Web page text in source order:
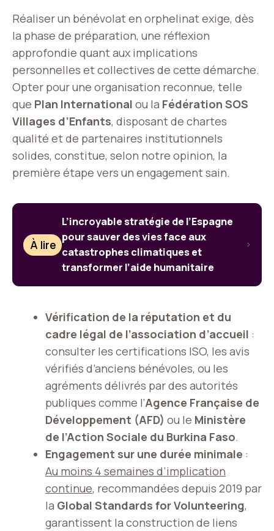
Réaliser un bénévolat en orphelinat exige, dès
la phase de préparation, une réflexion
approfondie quant aux implications
personnelles et collectives de cette démarche.
Opter pour une organisation reconnue, telle
que Plan International ou la Fédération SOS
Villages d’Enfants, disposant de chartes
qualité et de partenaires institutionnels
solides, constitue, selon notre opinion, la
première étape vers un engagement sain.
À lire
L’incroyable stratégie de l’Espagne
pour sauver des vies face aux
catastrophes climatiques et
transformer l’aide humanitaire
Vérification de la réputation et du
cadre légal de l’association d’accueil :
consulter les certifications ISO, les avis
vérifiés d’anciens bénévoles, ou les
agréments délivrés par des autorités
publiques comme l’Agence Française de
Développement (AFD) ou le Ministère
de l’Action Sociale du Burkina Faso.
Engagement sur une durée minimale :
Au moins 4 semaines d’implication
continue, recommandées depuis 2019 par
la Global Standards for Volunteering,
garantissent la construction de liens